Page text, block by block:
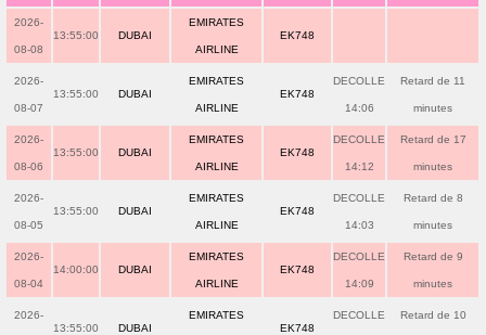
2026-
08-08
13:55:00 DUBAI
EMIRATES
AIRLINE
EK748
2026-
08-07
13:55:00 DUBAI
EMIRATES
AIRLINE
EK748
DECOLLE
14:06
Retard de 11
minutes
2026-
08-06
13:55:00 DUBAI
EMIRATES
AIRLINE
EK748
DECOLLE
14:12
Retard de 17
minutes
2026-
08-05
13:55:00 DUBAI
EMIRATES
AIRLINE
EK748
DECOLLE
14:03
Retard de 8
minutes
2026-
08-04
14:00:00 DUBAI
EMIRATES
AIRLINE
EK748
DECOLLE
14:09
Retard de 9
minutes
2026-
13:55:00 DUBAI
EMIRATES
EK748
DECOLLE Retard de 10